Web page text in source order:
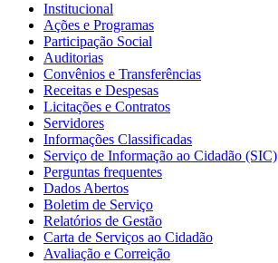
Institucional
Ações e Programas
Participação Social
Auditorias
Convênios e Transferências
Receitas e Despesas
Licitações e Contratos
Servidores
Informações Classificadas
Serviço de Informação ao Cidadão (SIC)
Perguntas frequentes
Dados Abertos
Boletim de Serviço
Relatórios de Gestão
Carta de Serviços ao Cidadão
Avaliação e Correição